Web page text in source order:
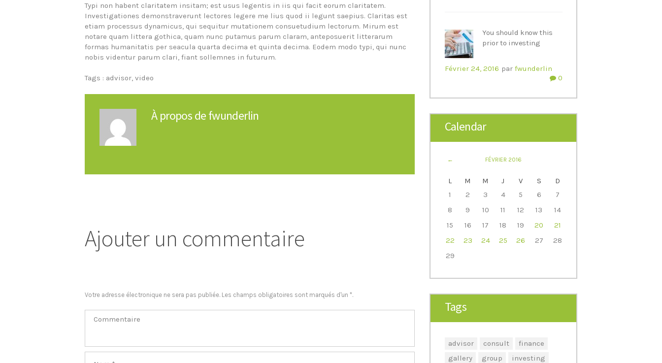
Typi non habent claritatem insitam; est usus legentis in iis qui facit eorum claritatem.
Investigationes demonstraverunt lectores legere me lius quod ii legunt saepius. Claritas est
etiam processus dynamicus, qui sequitur mutationem consuetudium lectorum. Mirum est
notare quam littera gothica, quam nunc putamus parum claram, anteposuerit litterarum
formas humanitatis per seacula quarta decima et quinta decima. Eodem modo typi, qui nunc
nobis videntur parum clari, fiant sollemnes in futurum.
Tags : advisor, video
À propos defwunderlin
Ajouter un commentaire
Votre adresse électronique ne sera pas publiée. Les champs obligatoires sont marqués d'un *.
You should know this
prior to investing
Février 24, 2016 par fwunderlin
0
Calendar
FÉVRIER 2016
L M M J V S
D
1
2 3 4 5 6
7
8
9 10 11 12 13
14
15
16 17 18 19 20
21
22
23 24 25 26 27
28
29
Tags
advisor consult
finance
gallery
group
investing